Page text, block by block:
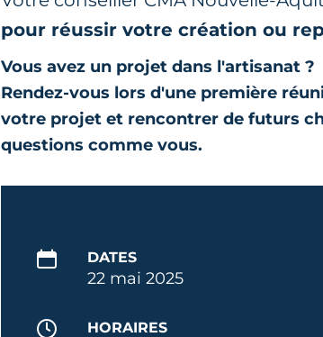
pour réussir votre création ou
Vous avez un projet dans l'artisanat ?
Rendez-vous lors d'une première
votre projet et rencontrer de futurs
questions comme vous.
DATES
22 mai 2025
HORAIRES